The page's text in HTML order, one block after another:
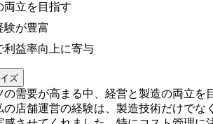
両立を目指す
験が豊富
利益率向上に寄与
ズ
の需要が高まる中、経営と製造の両立を
の店舗運営の経験は、製造技術だけでな